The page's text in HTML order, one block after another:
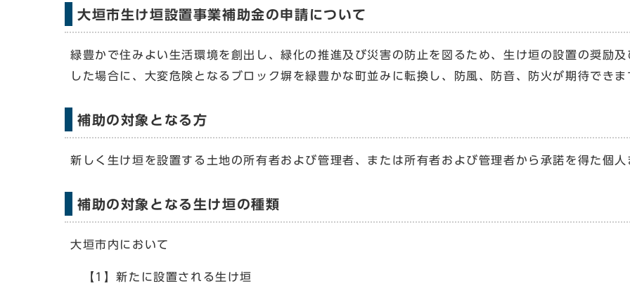
大垣市生け垣設置事業補助金の申請について
緑豊かで住みよい生活環境を創出し、緑化の推進及び災害の防止を図るため、生け垣の設置の奨励
した場合に、大変危険となるブロック塀を緑豊かな町並みに転換し、防風、防音、防火が期待できま
補助の対象となる方
新しく生け垣を設置する土地の所有者および管理者、または所有者および管理者から承諾を得た個
補助の対象となる生け垣の種類
大垣市内において
【1】新たに設置される生け垣